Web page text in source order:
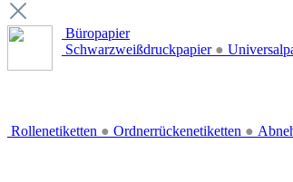
Büropapier
Schwarzweißdruckpapier ●
Rollenetiketten ● Ordnerrückenetiketten ●